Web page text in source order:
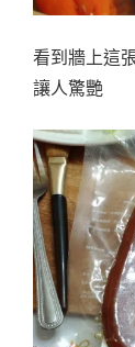
看到牆上這
讓人驚艷